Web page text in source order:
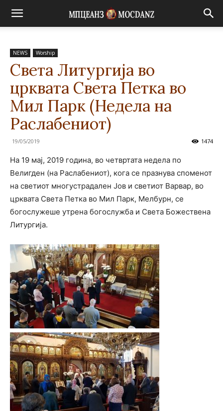
NEWS Worship
Света Литургија во
црквата Света Петка во
Мил Парк (Недела на
Раслабениот)
19/05/2019 1474
На 19 мај, 2019 година, во четвртата недела по
Велигден (на Раслабениот), кога се празнува споменот
на светиот многустрадален Јов и светиот Варвар, во
црквата Света Петка во Мил Парк, Мелбурн, се
богослужеше утрена богослужба и Света Божествена
Литургија.